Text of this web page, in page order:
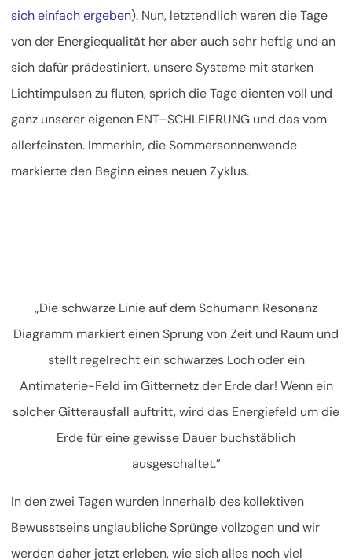
sich einfach ergeben). Nun, letztendlich waren die Tage
von der Energiequalität her aber auch sehr heftig und an
sich dafür prädestiniert, unsere Systeme mit starken
Lichtimpulsen zu fluten, sprich die Tage dienten voll und
ganz unserer eigenen ENT–SCHLEIERUNG und das vom
allerfeinsten. Immerhin, die Sommersonnenwende
markierte den Beginn eines neuen Zyklus.
„Die schwarze Linie auf dem Schumann Resonanz
Diagramm markiert einen Sprung von Zeit und Raum und
stellt regelrecht ein schwarzes Loch oder ein
Antimaterie-Feld im Gitternetz der Erde dar! Wenn ein
solcher Gitterausfall auftritt, wird das Energiefeld um die
Erde für eine gewisse Dauer buchstäblich
ausgeschaltet.”
In den zwei Tagen wurden innerhalb des kollektiven
Bewusstseins unglaubliche Sprünge vollzogen und wir
werden daher jetzt erleben, wie sich alles noch viel